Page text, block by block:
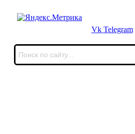
Vk Telegram